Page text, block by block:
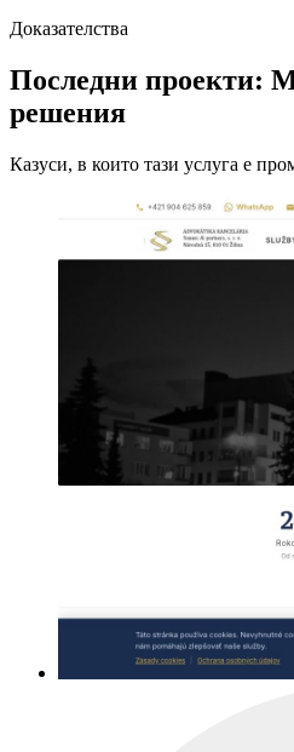
Доказателства
Последни проекти:
решения
Казуси, в които тази услуга е